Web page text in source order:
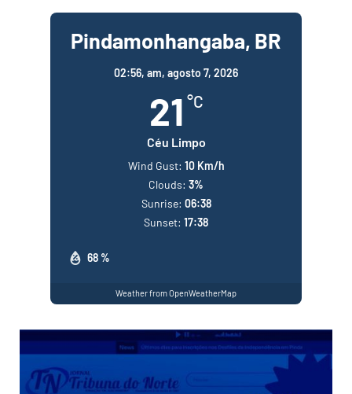
Pindamonhangaba, BR
02:56, am, agosto 7, 2026
21 °C
Céu Limpo
68 %
Wind Gust: 10 Km/h
Clouds: 3%
Sunrise: 06:38
Sunset: 17:38
Weather from OpenWeatherMap